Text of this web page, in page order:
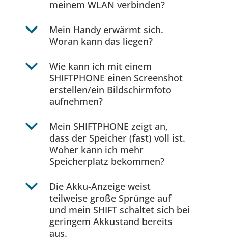
meinem WLAN verbinden?
b
Mein Handy erwärmt sich.
Woran kann das liegen?
b
Wie kann ich mit einem
SHIFTPHONE einen Screenshot
erstellen/ein Bildschirmfoto
aufnehmen?
b
Mein SHIFTPHONE zeigt an,
dass der Speicher (fast) voll ist.
Woher kann ich mehr
Speicherplatz bekommen?
b
Die Akku-Anzeige weist
teilweise große Sprünge auf
und mein SHIFT schaltet sich bei
geringem Akkustand bereits
aus.